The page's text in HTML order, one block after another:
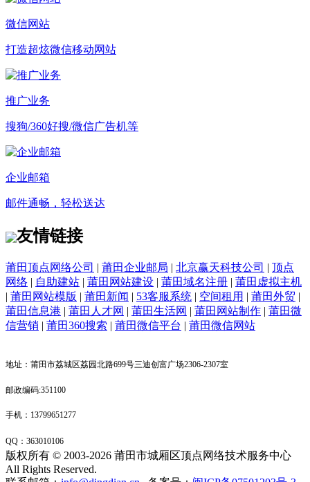
微信网站
打造超炫微信移动网站
推广业务
搜狗/360好搜/微信广告机等
企业邮箱
邮件通畅，轻松送达
友情链接
莆田顶点网络公司 | 莆田企业邮局 | 北京赢天科技公司 | 顶点
网络 | 自助建站 | 莆田网站建设 | 莆田域名注册 | 莆田虚拟主机
| 莆田网站模版 | 莆田新闻 | 53客服系统 | 空间租用 | 莆田外贸 |
莆田信息港 | 莆田人才网 | 莆田生活网 | 莆田网站制作 | 莆田微
信营销 | 莆田360搜索 | 莆田微信平台 | 莆田微信网站
地址：莆田市荔城区荔园北路699号三迪创富广场2306-2307室
邮政编码:351100
手机：13799651277
QQ： 363010106
版权所有 © 2003-2026 莆田市城厢区顶点网络技术服务中心
All Rights Reserved.